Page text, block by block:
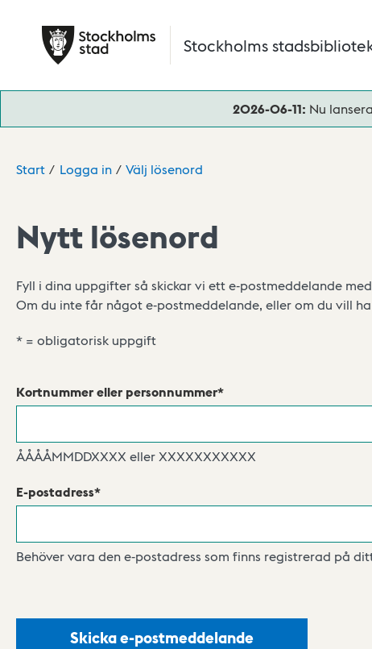
Stockholms
2026-06-11: Nu
Start Logga in Välj lösenord
Nytt lösenord
Fyll i dina uppgifter så skickar vi ett e-postmeddelande
Om du inte får något e-postmeddelande, eller om du vill
* = obligatorisk uppgift
Kortnummer eller personnummer
ÅÅÅÅMMDDXXXX eller XXXXXXXXXXX
E-postadress
Behöver vara den e-postadress som finns registrerad på
Skicka e-postmeddelande